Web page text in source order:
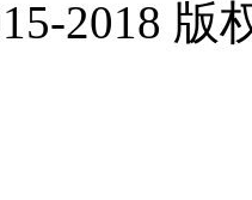
2018 版